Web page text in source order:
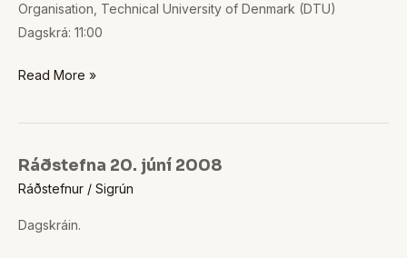
Organisation, Technical University of Denmark (DTU)
Dagskrá: 11:00
Read More »
Ráðstefna 20. júní 2008
Ráðstefnur / Sigrún
Dagskráin.
Ráðstefna
20.
2008